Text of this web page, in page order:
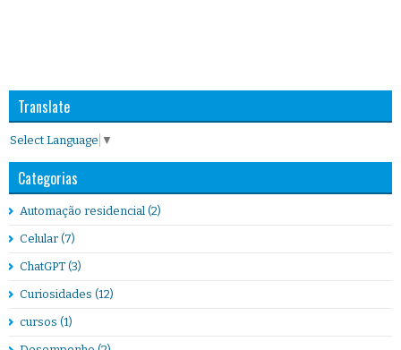
Translate
Select Language ▼
Categorias
Automação residencial (2)
Celular (7)
ChatGPT (3)
Curiosidades (12)
cursos (1)